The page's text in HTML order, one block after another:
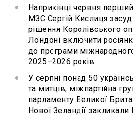
Наприкінці червня
МЗС Сергій Кислиця
рішення Королівського
Лондоні включити
до програми
2025–2026 років.
У серпні понад 50
та митців, міжпартійна
парламенту Великої
Нової Зеландії